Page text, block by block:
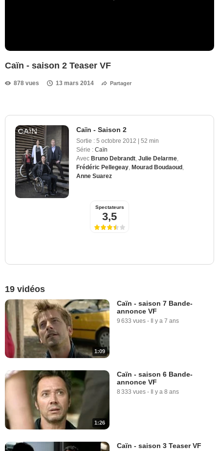
Caïn - saison 2 Teaser VF
878 vues 13 mars 2014 Partager
Caïn - Saison 2
Sortie : 5 octobre 2012 | 52 min
Série : Caïn
Avec Bruno Debrandt Julie Delarme
Frédéric Pellegeay Mourad Boudaoud
Anne Suarez
Spectateurs
3,5
19 vidéos
1:09
Caïn - saison 7 Bande-
annonce VF
9 633 vues - Il y a 7 ans
1:26
Caïn - saison 6 Bande-
annonce VF
8 333 vues - Il y a 8 ans
Caïn - saison 3 Teaser VF